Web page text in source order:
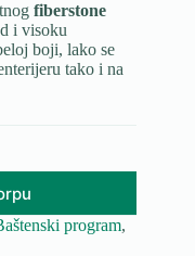
fiberstone
i visoku
boji, lako se
tako i na
program,